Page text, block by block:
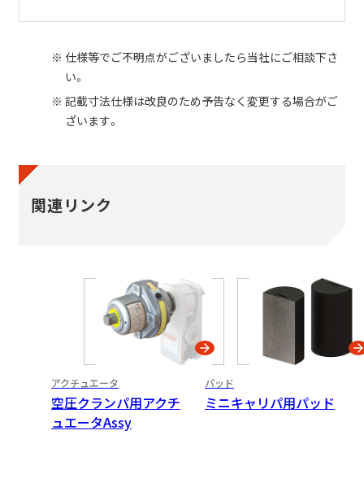
仕様等でご不明点がございましたら当社にご相談下さ
い。
記載寸法仕様は改良のため予告なく変更する場合がご
ざいます。
関連リンク
アクチュエータ
空圧クランパ用アクチ
ュエータAssy
パッド
ミニキャリパ用パッド